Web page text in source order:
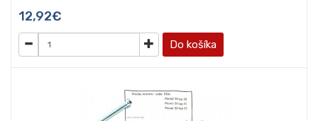
12,92€
Do košíka